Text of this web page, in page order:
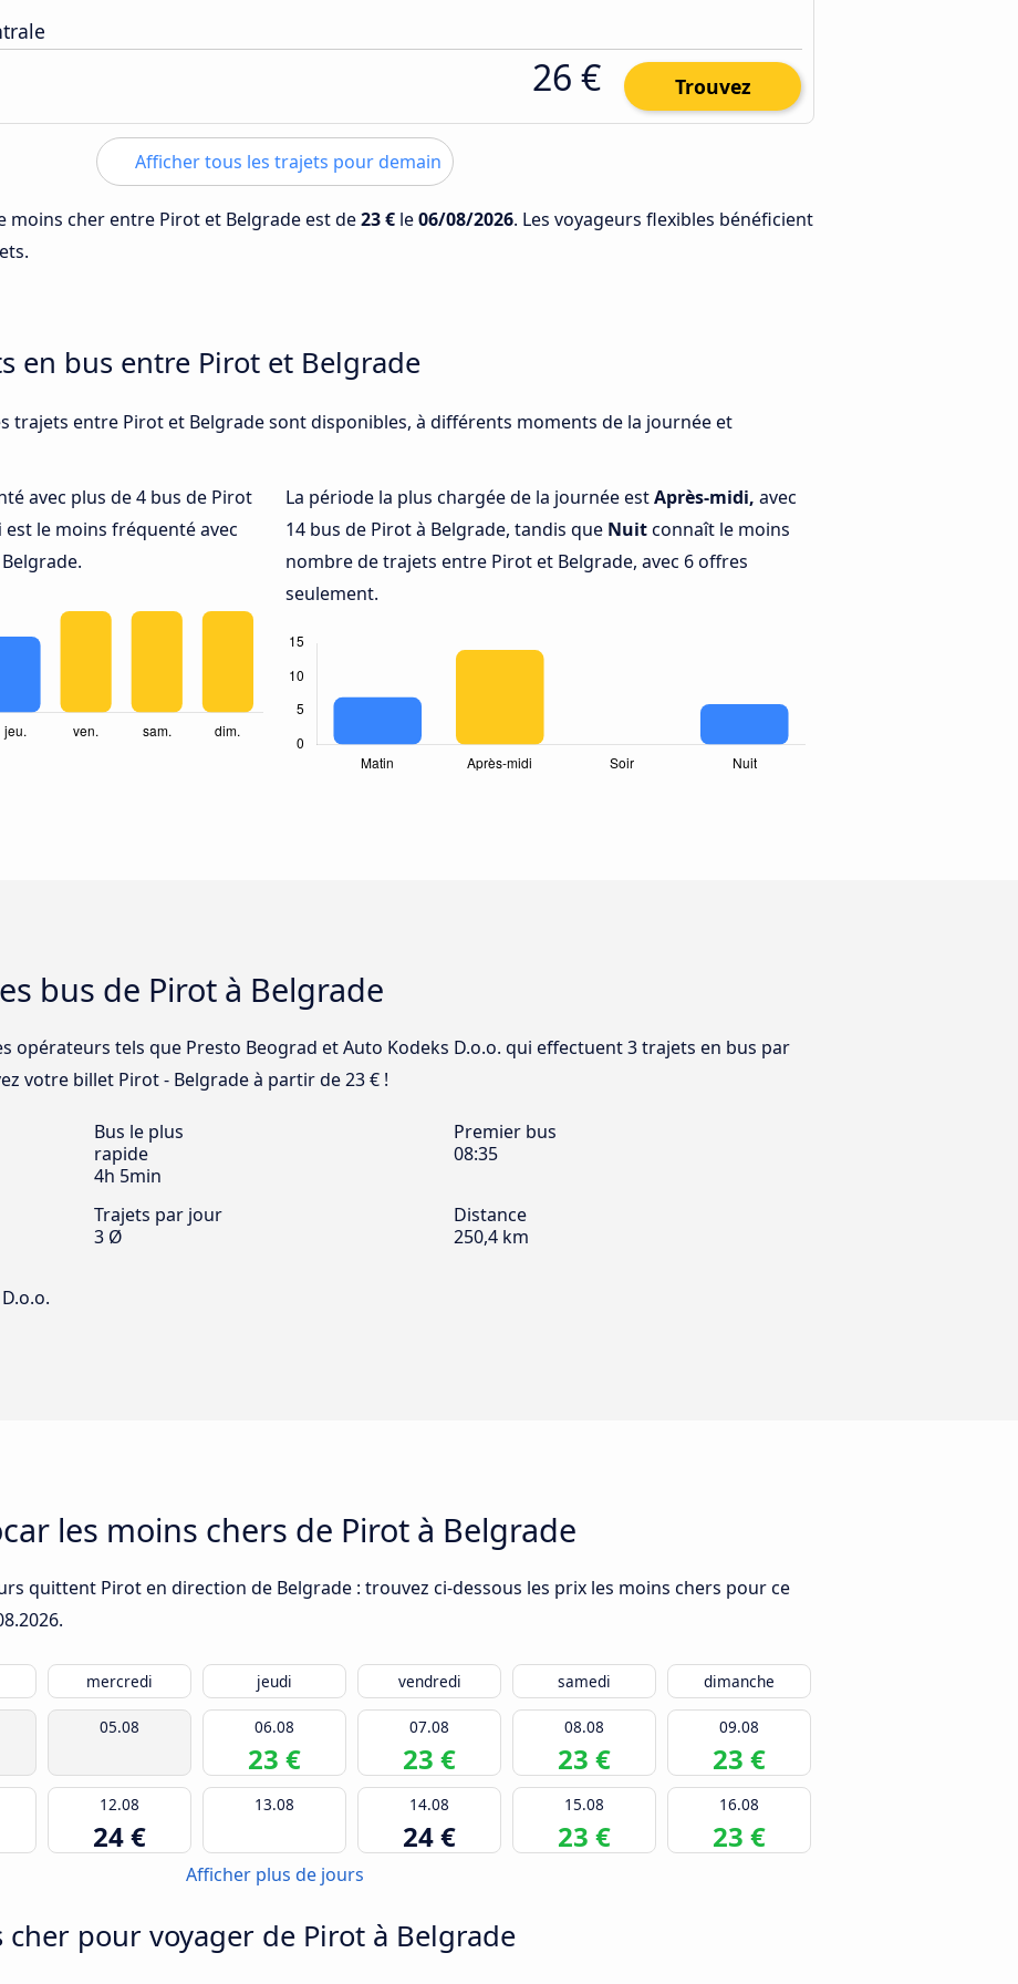
26 € Trouvez
Afficher tous les trajets pour demain
moins cher entre Pirot et Belgrade est de23 € le06/08/2026. Les voyageurs flexibles bénéficient
en bus entre Pirot et Belgrade
trajets entre Pirot et Belgrade sont disponibles, à différents moments de la journée et
avec plus de 4 bus de Pirot
est le moins fréquenté avec
La période la plus chargée de la journée estAprès-midi, avec
14 bus de Pirot à Belgrade, tandis que Nuitconnaît le moins
nombre de trajets entre Pirot et Belgrade, avec 6 offres
seulement.
bus de Pirot à Belgrade
opérateurs tels que Presto Beograd et Auto Kodeks D.o.o. qui effectuent 3 trajets en bus par
votre billet Pirot - Belgrade à partir de 23 € !
Bus le plus
rapide
4h 5min
Premier bus
08:35
Trajets par jour
3 Ø
Distance
250,4 km
les moins chers de Pirot à Belgrade
quittent Pirot en direction de Belgrade : trouvez ci-dessous les prix les moins chers pour ce
.
mercredi jeudi vendredi samedi dimanche
05.08 06.08
23 €
07.08
23 €
08.08
23 €
09.08
23 €
12.08
24 €
13.08 14.08
24 €
15.08
23 €
16.08
23 €
Afficher plus de jours
pour voyager de Pirot à Belgrade